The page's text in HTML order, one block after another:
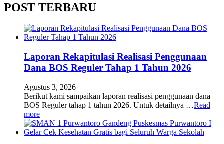
POST TERBARU
Laporan Rekapitulasi Realisasi Penggunaan
Dana BOS Reguler Tahap 1 Tahun 2026
Agustus 3, 2026
Berikut kami sampaikan laporan realisasi penggunaan dana
BOS Reguler tahap 1 tahun 2026. Untuk detailnya …Read
more